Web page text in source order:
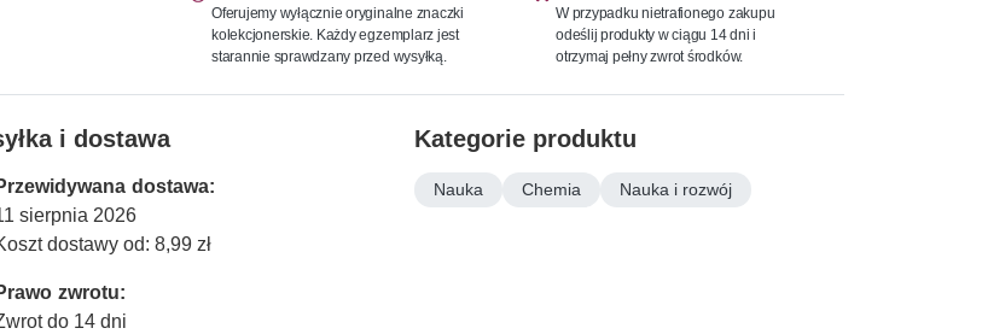
Oferujemy wyłącznie oryginalne znaczki
kolekcjonerskie. Każdy egzemplarz jest
starannie sprawdzany przed wysyłką.
W przypadku nietrafionego zakupu
odeślij produkty w ciągu 14 dni i
otrzymaj pełny zwrot środków.
i dostawa
dostawa:
sierpnia 2026
dostawy od: 8,99 zł
zwrotu:
do 14 dni
Kategorie produktu
Nauka Chemia Nauka i rozwój